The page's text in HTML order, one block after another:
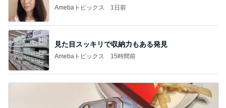
Amebaトピックス 1日前
見た目スッキリで収納力もある発見
Amebaトピックス 15時間前